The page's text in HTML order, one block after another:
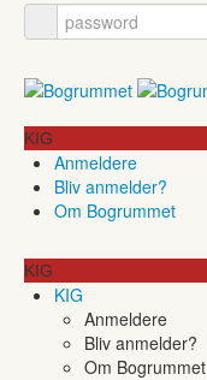
KIG
Anmeldere
Bliv anmelder?
Om Bogrummet
KIG
KIG
Anmeldere
Bliv anmelder?
Om Bogrummet